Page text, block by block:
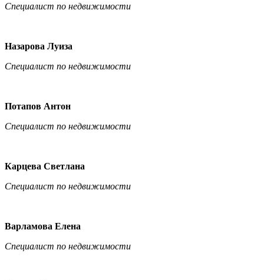
Специалист по недвижимости
Назарова Луиза
Специалист по недвижимости
Потапов Антон
Специалист по недвижимости
Карцева Светлана
Специалист по недвижимости
Варламова Елена
Специалист по недвижимости